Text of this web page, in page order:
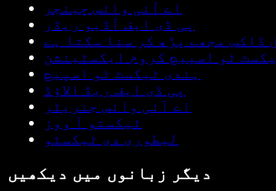
اے آئی وائس چینجر
پی ڈی ایف آڈیو ریڈر
ڈاکس مجھے پڑھ کر سنا سکتا ہے
ٹو اسپیچ کروم ایکسٹینشن
ہندی ٹیکسٹ ٹو اسپیچ
پی ڈی ایف ریڈ الاؤڈ
اے آئی وائس جنریٹر
ٹیکستو آ ووز
لیطوری دی ٹیکسٹو
دیگر زبانوں میں دیکھیں